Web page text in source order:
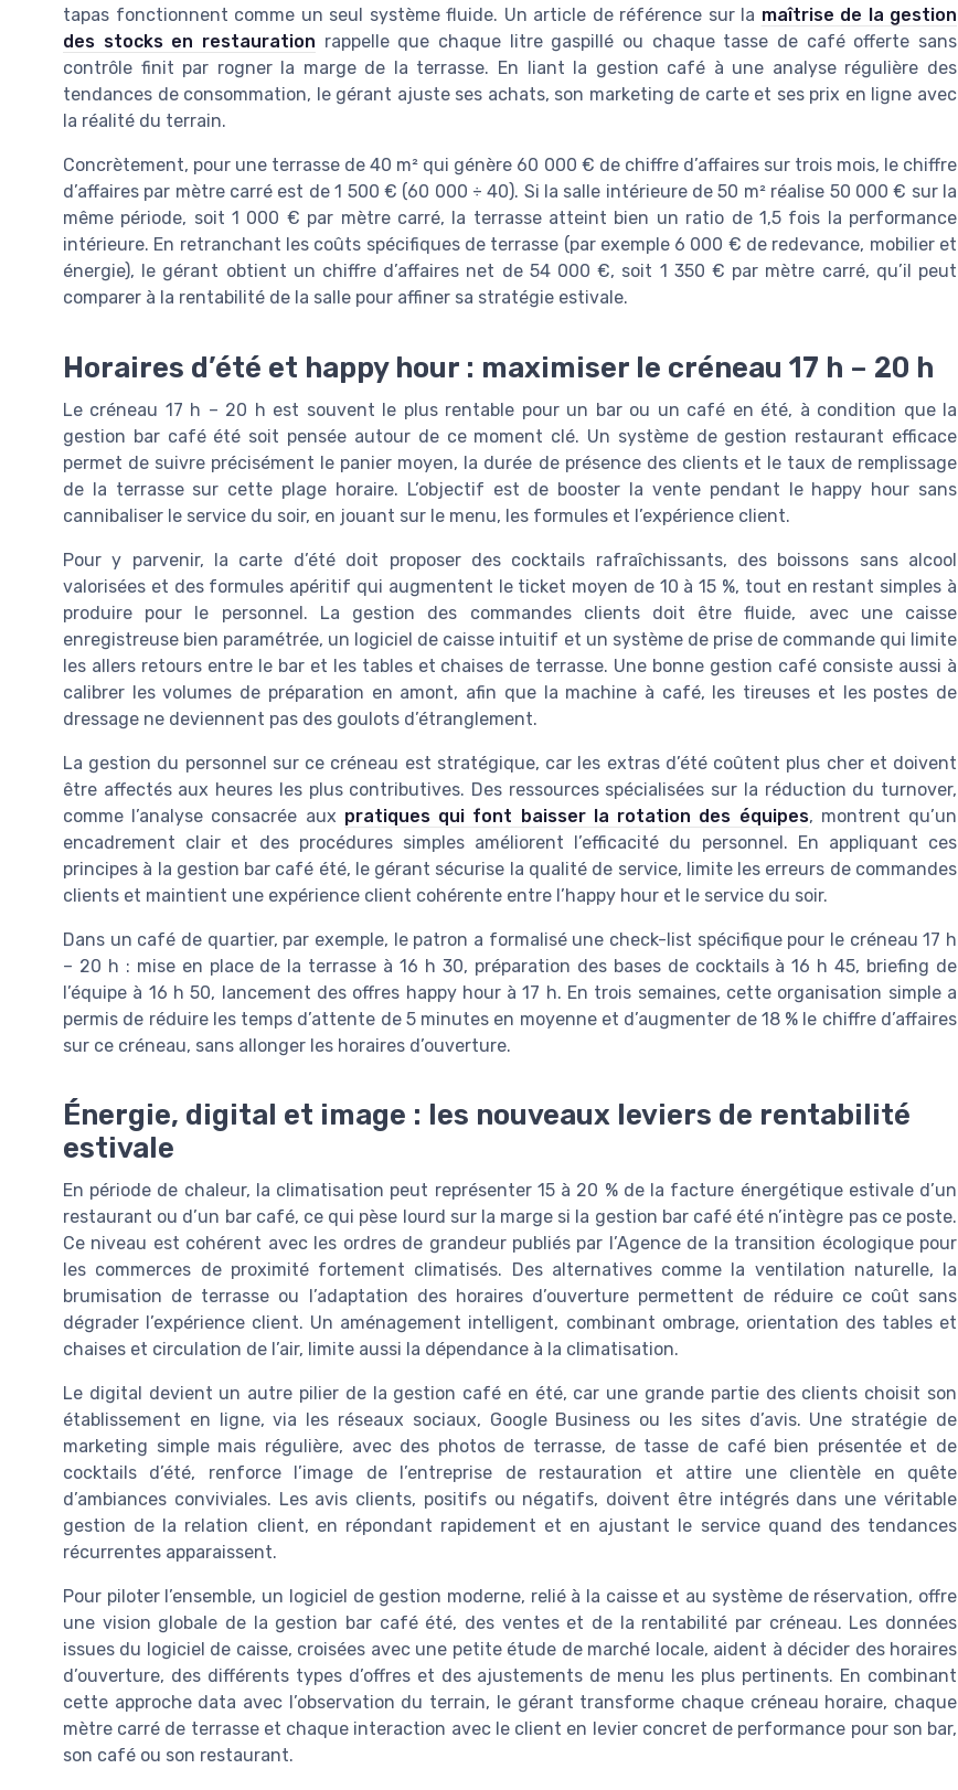
tapas fonctionnent comme un seul système fluide. Un article de référence sur la maîtrise de la gestion
des stocks en restauration rappelle que chaque litre gaspillé ou chaque tasse de café offerte sans
contrôle finit par rogner la marge de la terrasse. En liant la gestion café à une analyse régulière des
tendances de consommation, le gérant ajuste ses achats, son marketing de carte et ses prix en ligne avec
la réalité du terrain.
Concrètement, pour une terrasse de 40 m² qui génère 60 000 € de chiffre d’affaires sur trois mois, le chiffre
d’affaires par mètre carré est de 1 500 € (60 000 ÷ 40). Si la salle intérieure de 50 m² réalise 50 000 € sur la
même période, soit 1 000 € par mètre carré, la terrasse atteint bien un ratio de 1,5 fois la performance
intérieure. En retranchant les coûts spécifiques de terrasse (par exemple 6 000 € de redevance, mobilier et
énergie), le gérant obtient un chiffre d’affaires net de 54 000 €, soit 1 350 € par mètre carré, qu’il peut
comparer à la rentabilité de la salle pour affiner sa stratégie estivale.
Horaires d’été et happy hour : maximiser le créneau 17 h – 20 h
Le créneau 17 h – 20 h est souvent le plus rentable pour un bar ou un café en été, à condition que la
gestion bar café été soit pensée autour de ce moment clé. Un système de gestion restaurant efficace
permet de suivre précisément le panier moyen, la durée de présence des clients et le taux de remplissage
de la terrasse sur cette plage horaire. L’objectif est de booster la vente pendant le happy hour sans
cannibaliser le service du soir, en jouant sur le menu, les formules et l’expérience client.
Pour y parvenir, la carte d’été doit proposer des cocktails rafraîchissants, des boissons sans alcool
valorisées et des formules apéritif qui augmentent le ticket moyen de 10 à 15 %, tout en restant simples à
produire pour le personnel. La gestion des commandes clients doit être fluide, avec une caisse
enregistreuse bien paramétrée, un logiciel de caisse intuitif et un système de prise de commande qui limite
les allers retours entre le bar et les tables et chaises de terrasse. Une bonne gestion café consiste aussi à
calibrer les volumes de préparation en amont, afin que la machine à café, les tireuses et les postes de
dressage ne deviennent pas des goulots d’étranglement.
La gestion du personnel sur ce créneau est stratégique, car les extras d’été coûtent plus cher et doivent
être affectés aux heures les plus contributives. Des ressources spécialisées sur la réduction du turnover,
comme l’analyse consacrée aux pratiques qui font baisser la rotation des équipes, montrent qu’un
encadrement clair et des procédures simples améliorent l’efficacité du personnel. En appliquant ces
principes à la gestion bar café été, le gérant sécurise la qualité de service, limite les erreurs de commandes
clients et maintient une expérience client cohérente entre l’happy hour et le service du soir.
Dans un café de quartier, par exemple, le patron a formalisé une check-list spécifique pour le créneau 17 h
– 20 h : mise en place de la terrasse à 16 h 30, préparation des bases de cocktails à 16 h 45, briefing de
l’équipe à 16 h 50, lancement des offres happy hour à 17 h. En trois semaines, cette organisation simple a
permis de réduire les temps d’attente de 5 minutes en moyenne et d’augmenter de 18 % le chiffre d’affaires
sur ce créneau, sans allonger les horaires d’ouverture.
Énergie, digital et image : les nouveaux leviers de rentabilité
estivale
En période de chaleur, la climatisation peut représenter 15 à 20 % de la facture énergétique estivale d’un
restaurant ou d’un bar café, ce qui pèse lourd sur la marge si la gestion bar café été n’intègre pas ce poste.
Ce niveau est cohérent avec les ordres de grandeur publiés par l’Agence de la transition écologique pour
les commerces de proximité fortement climatisés. Des alternatives comme la ventilation naturelle, la
brumisation de terrasse ou l’adaptation des horaires d’ouverture permettent de réduire ce coût sans
dégrader l’expérience client. Un aménagement intelligent, combinant ombrage, orientation des tables et
chaises et circulation de l’air, limite aussi la dépendance à la climatisation.
Le digital devient un autre pilier de la gestion café en été, car une grande partie des clients choisit son
établissement en ligne, via les réseaux sociaux, Google Business ou les sites d’avis. Une stratégie de
marketing simple mais régulière, avec des photos de terrasse, de tasse de café bien présentée et de
cocktails d’été, renforce l’image de l’entreprise de restauration et attire une clientèle en quête
d’ambiances conviviales. Les avis clients, positifs ou négatifs, doivent être intégrés dans une véritable
gestion de la relation client, en répondant rapidement et en ajustant le service quand des tendances
récurrentes apparaissent.
Pour piloter l’ensemble, un logiciel de gestion moderne, relié à la caisse et au système de réservation, offre
une vision globale de la gestion bar café été, des ventes et de la rentabilité par créneau. Les données
issues du logiciel de caisse, croisées avec une petite étude de marché locale, aident à décider des horaires
d’ouverture, des différents types d’offres et des ajustements de menu les plus pertinents. En combinant
cette approche data avec l’observation du terrain, le gérant transforme chaque créneau horaire, chaque
mètre carré de terrasse et chaque interaction avec le client en levier concret de performance pour son bar,
son café ou son restaurant.